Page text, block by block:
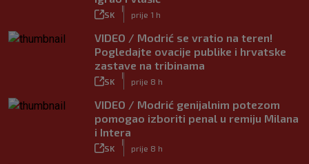
SK prije 1 h
VIDEO / Modrić se vratio na teren!
Pogledajte ovacije publike i hrvatske
zastave na tribinama
SK prije 8 h
VIDEO / Modrić genijalnim potezom
pomogao izboriti penal u remiju Milana
i Intera
SK prije 8 h